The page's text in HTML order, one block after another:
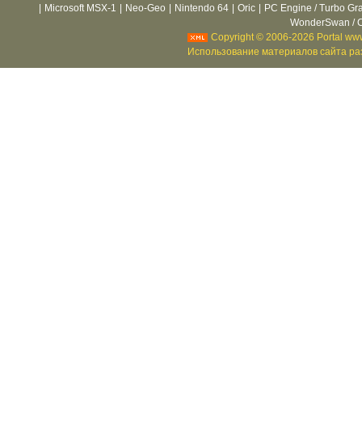
Microsoft MSX-1 Neo-Geo Nintendo 64 Oric
PC Engine / Turbo
WonderSwan /
Copyright © 2006-2026 Portal
Использование материалов сайта